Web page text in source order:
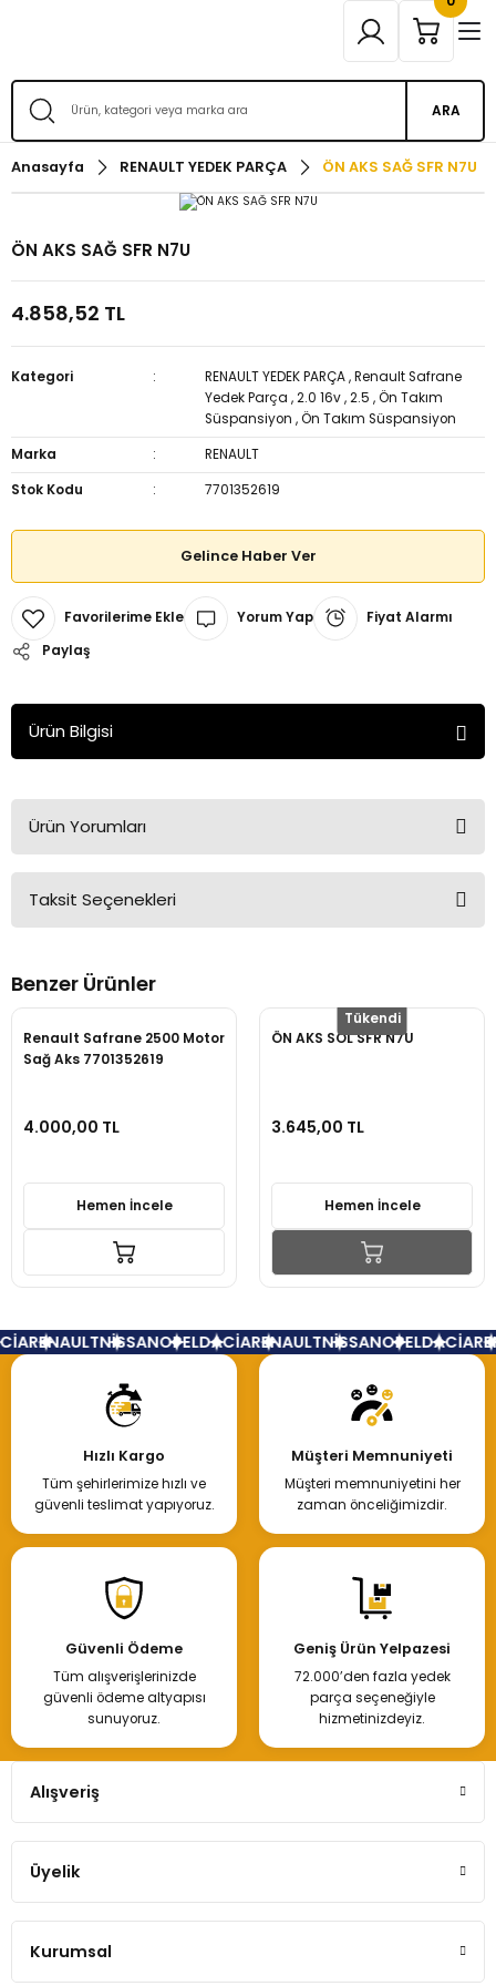
ARA
Anasayfa RENAULT YEDEK PARÇA ÖN AKS SAĞ SFR N7U
ÖN AKS SAĞ SFR N7U
4.858,52 TL
Kategori RENAULT YEDEK PARÇA ,Renault Safrane
Yedek Parça ,2.0 16v ,2.5 ,Ön Takım
Süspansiyon ,Ön Takım Süspansiyon
Marka
RENAULT
Stok Kodu
7701352619
Gelince Haber Ver
Yorum Yap
Fiyat Alarmı
Paylaş
Ürün Bilgisi
Ürün Yorumları
Bu ürüne ilk yorumu siz yapın!
Taksit Seçenekleri
Benzer Ürünler
Renault Safrane 2500 Motor
Sağ Aks 7701352619
4.000,00 TL
Hemen İncele
Tükendi
ÖN AKS SOL SFR N7U
3.645,00 TL
Hemen İncele
RENAULTNİSSANOPELDACİARENAULTNİSSANOPELDACİA
Hızlı Kargo
Tüm şehirlerimize hızlı ve
güvenli teslimat yapıyoruz.
Müşteri Memnuniyeti
Müşteri memnuniyetini her
zaman önceliğimizdir.
Güvenli Ödeme
Tüm alışverişlerinizde
güvenli ödeme altyapısı
sunuyoruz.
Geniş Ürün Yelpazesi
72.000’den fazla yedek
parça seçeneğiyle
hizmetinizdeyiz.
Alışveriş
Üyelik
Kurumsal